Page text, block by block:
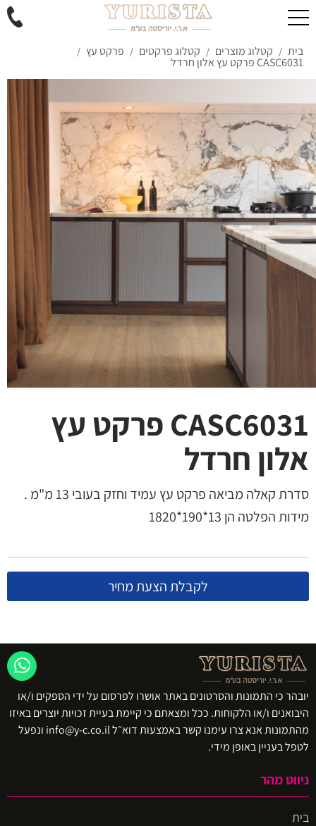
בית / קטלוג מוצרים / קטלוג פרקטים / פרקט עץ /
CASC6031 פרקט עץ אלון חרדל
CASC6031 פרקט עץ
אלון חרדל
סדרת קאלה מביאה פרקט עץ עמיד וחזק בעובי 13 מ"מ .
מידות הפלטה הן 13*190*1820
לקבלת הצעת מחיר
יובהר כי התמונות והסרטונים באתר אושרו לפרסום על ידי הספקים ו/או
היבואנים ו/או הלקוחות. ככל ומצאתם כי קיימת בעיית זכויות יוצרים באיזו
מהתמונות אנא צרו עימנו קשר באמצעות דוא״ל info@y-c.co.il ונפעל
לטפל בעניין באופן מידי.
ניווט מהר
בית